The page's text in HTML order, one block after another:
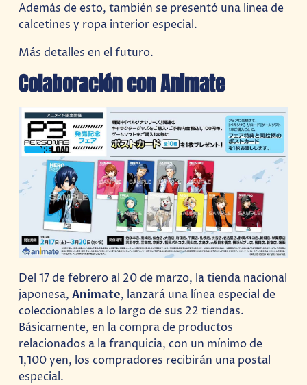
Además de esto, también se presentó una linea de
calcetines y ropa interior especial.
Más detalles en el futuro.
Colaboración con Animate
Del 17 de febrero al 20 de marzo, la tienda nacional
japonesa,Animate, lanzará una línea especial de
coleccionables a lo largo de sus 22 tiendas.
Básicamente, en la compra de productos
relacionados a la franquicia, con un mínimo de
1,100 yen, los compradores recibirán una postal
especial.